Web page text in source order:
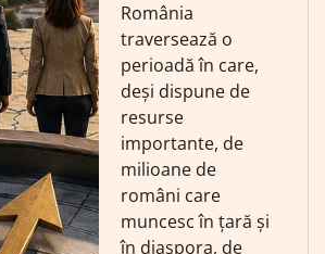
România
traversează o
perioadă în care,
deși dispune de
resurse
importante, de
milioane de
români care
muncesc în țară și
în diaspora, de